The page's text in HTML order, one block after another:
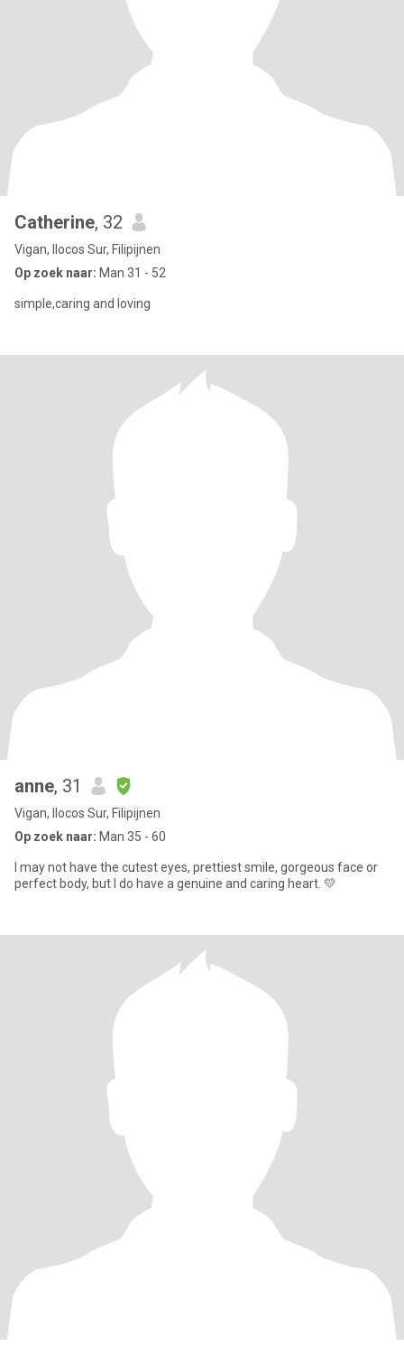
Catherine, 32
Vigan, Ilocos Sur, Filipijnen
Op zoek naar: Man 31 - 52
simple,caring and loving
anne, 31
Vigan, Ilocos Sur, Filipijnen
Op zoek naar: Man 35 - 60
I may not have the cutest eyes, prettiest smile, gorgeous face or
perfect body, but I do have a genuine and caring heart. 💛